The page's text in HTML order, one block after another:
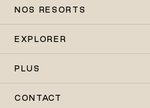
NOS RESORTS
EXPLORER
PLUS
CONTACT